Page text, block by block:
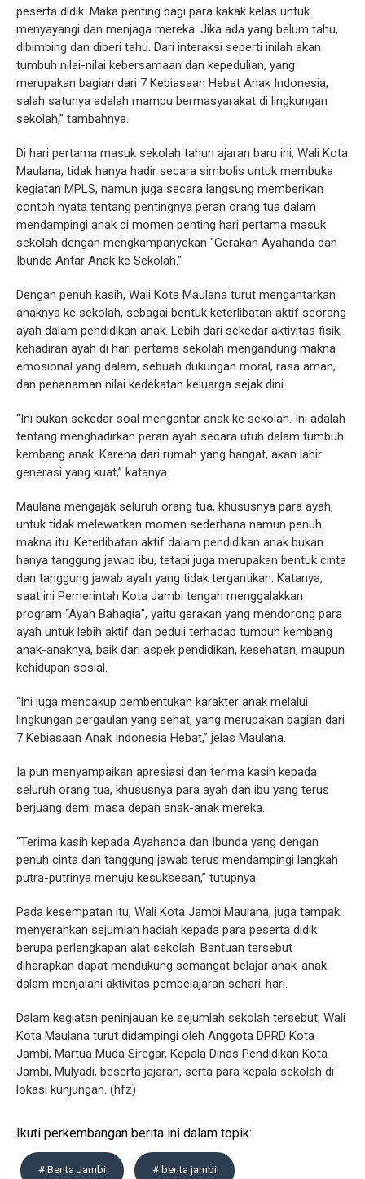
peserta didik. Maka penting bagi para kakak kelas untuk
menyayangi dan menjaga mereka. Jika ada yang belum tahu,
dibimbing dan diberi tahu. Dari interaksi seperti inilah akan
tumbuh nilai-nilai kebersamaan dan kepedulian, yang
merupakan bagian dari 7 Kebiasaan Hebat Anak Indonesia,
salah satunya adalah mampu bermasyarakat di lingkungan
sekolah,” tambahnya.
Di hari pertama masuk sekolah tahun ajaran baru ini, Wali Kota
Maulana, tidak hanya hadir secara simbolis untuk membuka
kegiatan MPLS, namun juga secara langsung memberikan
contoh nyata tentang pentingnya peran orang tua dalam
mendampingi anak di momen penting hari pertama masuk
sekolah dengan mengkampanyekan "Gerakan Ayahanda dan
Ibunda Antar Anak ke Sekolah."
Dengan penuh kasih, Wali Kota Maulana turut mengantarkan
anaknya ke sekolah, sebagai bentuk keterlibatan aktif seorang
ayah dalam pendidikan anak. Lebih dari sekedar aktivitas fisik,
kehadiran ayah di hari pertama sekolah mengandung makna
emosional yang dalam, sebuah dukungan moral, rasa aman,
dan penanaman nilai kedekatan keluarga sejak dini.
“Ini bukan sekedar soal mengantar anak ke sekolah. Ini adalah
tentang menghadirkan peran ayah secara utuh dalam tumbuh
kembang anak. Karena dari rumah yang hangat, akan lahir
generasi yang kuat,” katanya.
Maulana mengajak seluruh orang tua, khususnya para ayah,
untuk tidak melewatkan momen sederhana namun penuh
makna itu. Keterlibatan aktif dalam pendidikan anak bukan
hanya tanggung jawab ibu, tetapi juga merupakan bentuk cinta
dan tanggung jawab ayah yang tidak tergantikan. Katanya,
saat ini Pemerintah Kota Jambi tengah menggalakkan
program “Ayah Bahagia”, yaitu gerakan yang mendorong para
ayah untuk lebih aktif dan peduli terhadap tumbuh kembang
anak-anaknya, baik dari aspek pendidikan, kesehatan, maupun
kehidupan sosial.
“Ini juga mencakup pembentukan karakter anak melalui
lingkungan pergaulan yang sehat, yang merupakan bagian dari
7 Kebiasaan Anak Indonesia Hebat,” jelas Maulana.
Ia pun menyampaikan apresiasi dan terima kasih kepada
seluruh orang tua, khususnya para ayah dan ibu yang terus
berjuang demi masa depan anak-anak mereka.
“Terima kasih kepada Ayahanda dan Ibunda yang dengan
penuh cinta dan tanggung jawab terus mendampingi langkah
putra-putrinya menuju kesuksesan,” tutupnya.
Pada kesempatan itu, Wali Kota Jambi Maulana, juga tampak
menyerahkan sejumlah hadiah kepada para peserta didik
berupa perlengkapan alat sekolah. Bantuan tersebut
diharapkan dapat mendukung semangat belajar anak-anak
dalam menjalani aktivitas pembelajaran sehari-hari.
Dalam kegiatan peninjauan ke sejumlah sekolah tersebut, Wali
Kota Maulana turut didampingi oleh Anggota DPRD Kota
Jambi, Martua Muda Siregar, Kepala Dinas Pendidikan Kota
Jambi, Mulyadi, beserta jajaran, serta para kepala sekolah di
lokasi kunjungan. (hfz)
Ikuti perkembangan berita ini dalam topik:
# Berita Jambi # berita jambi